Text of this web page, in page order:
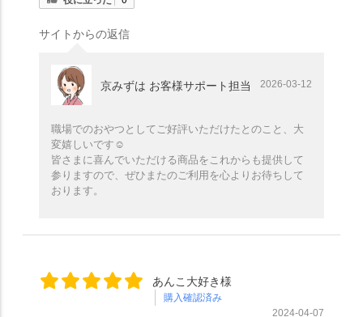
サイトからの返信
京みずは お客様サポート担当 2026-03-12
職場でのおやつとしてご好評いただけたとのこと、大
変嬉しいです☺️
皆さまに喜んでいただける商品をこれからも提供して
参りますので、ぜひまたのご利用を心よりお待ちして
おります。
あんこ大好き様
購入確認済み
2024-04-07